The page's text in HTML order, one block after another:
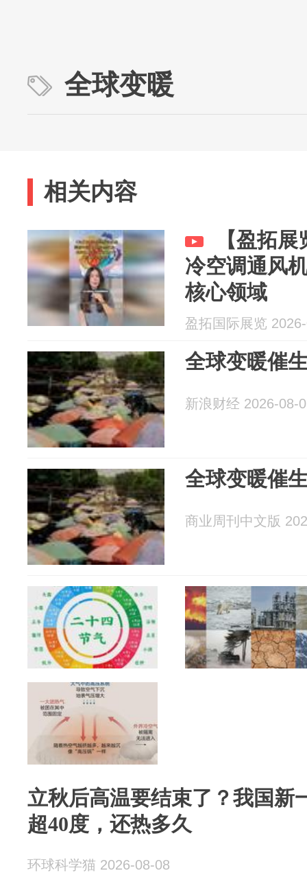
全球变暖
相关内容
【盈拓
冷空调通风
核心领域
盈拓国际展览
全球变暖催
新浪财经 2026-08-
全球变暖催
商业周刊中文版
立秋后高温要结束了？我国新
超40度，还热多久
环球科学猫 2026-08-08